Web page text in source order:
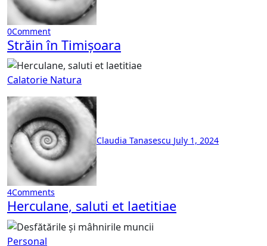
0Comment
Străin în Timișoara
Calatorie Natura
Claudia Tanasescu July 1, 2024
4Comments
Herculane, saluti et laetitiae
Personal